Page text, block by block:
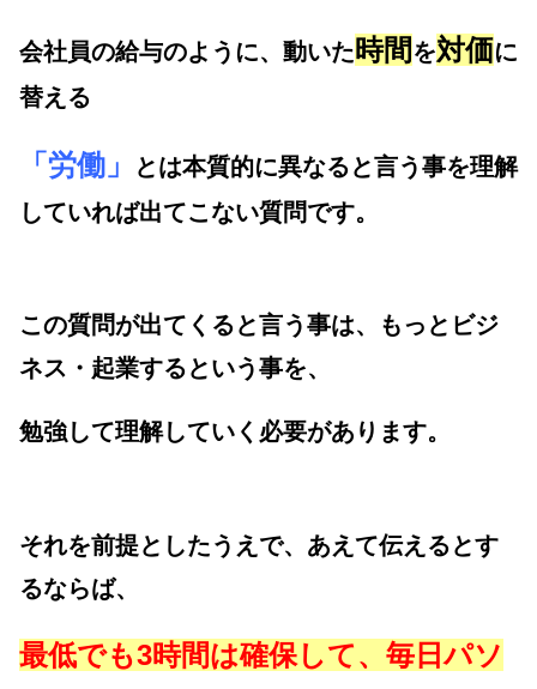
会社員の給与のように、動いた時間 を対価に
替える
「労働」
とは本質的に異なると言う事を理解
していれば出てこない質問です。
この質問が出てくると言う事は、もっとビジ
ネス・起業するという事を、
勉強して理解していく必要があります。
それを前提としたうえで、あえて伝えるとす
るならば、
最低でも3時間は確保して、毎日パソ